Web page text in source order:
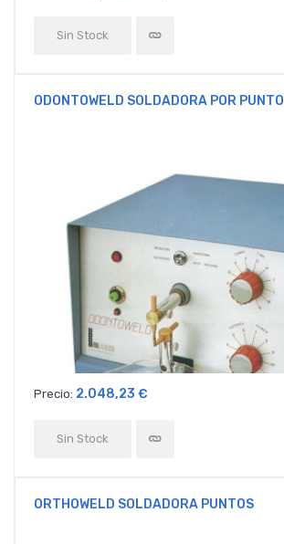
Sin Stock
ODONTOWELD SOLDADORA POR PUNTO
Precio: 2.048,23 €
Sin Stock
ORTHOWELD SOLDADORA PUNTOS